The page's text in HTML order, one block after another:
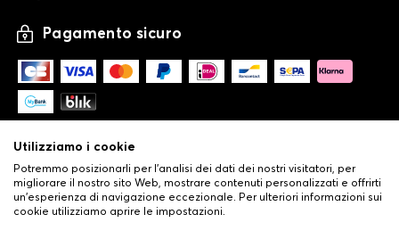
Pagamento sicuro
Utilizziamo i cookie
Potremmo posizionarli per l'analisi dei dati dei nostri visitatori, per
migliorare il nostro sito Web, mostrare contenuti personalizzati e offrirti
un'esperienza di navigazione eccezionale. Per ulteriori informazioni sui
cookie utilizziamo aprire le impostazioni.